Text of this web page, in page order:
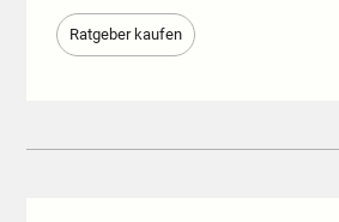
Ratgeber kaufen